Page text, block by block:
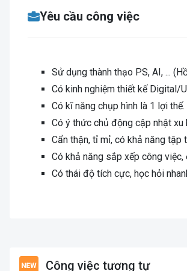
Yêu cầu công việc
Sử dụng thành thạo PS, AI, ...
Có kinh nghiệm thiết kế Digital/
Có kĩ năng chụp hình là 1 lợi thế.
Có ý thức chủ động cập nhật
Cẩn thận, tỉ mỉ, có khả năng
Có khả năng sắp xếp công
Có thái độ tích cực, học hỏi
Công việc tương tự